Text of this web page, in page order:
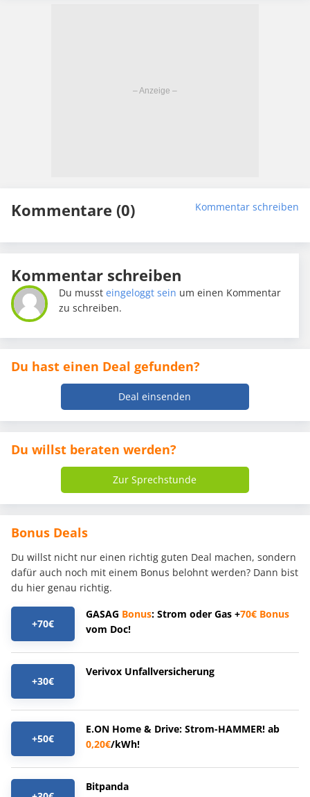
Kommentare (0) Kommentar schreiben
Kommentar schreiben
Du mussteingeloggt sein um einen Kommentar
zu schreiben.
Du hast einen Deal gefunden?
Deal einsenden
Du willst beraten werden?
Zur Sprechstunde
Bonus Deals
Du willst nicht nur einen richtig guten Deal machen, sondern
dafür auch noch mit einem Bonus belohnt werden? Dann bist
du hier genau richtig.
+70€
GASAG Bonus: Strom oder Gas +70€ Bonus
vom Doc!
+30€
Verivox Unfallversicherung
+50€
E.ON Home & Drive: Strom-HAMMER! ab
0,20€/kWh!
Bitpanda